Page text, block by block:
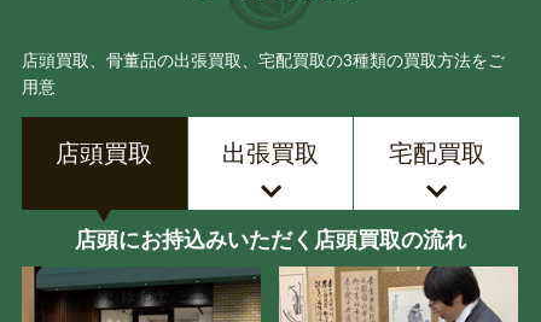
店頭買取、骨董品の出張買取、宅配買取の3種類の買取方法をご
用意
店頭買取 出張買取 宅配買取
店頭にお持込みいただく店頭買取の流れ